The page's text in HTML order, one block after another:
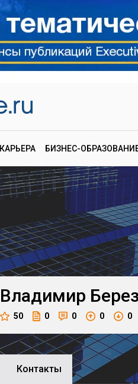
КАРЬЕРА БИЗНЕС-
Владимир
50 0 0 0 0
Контакты